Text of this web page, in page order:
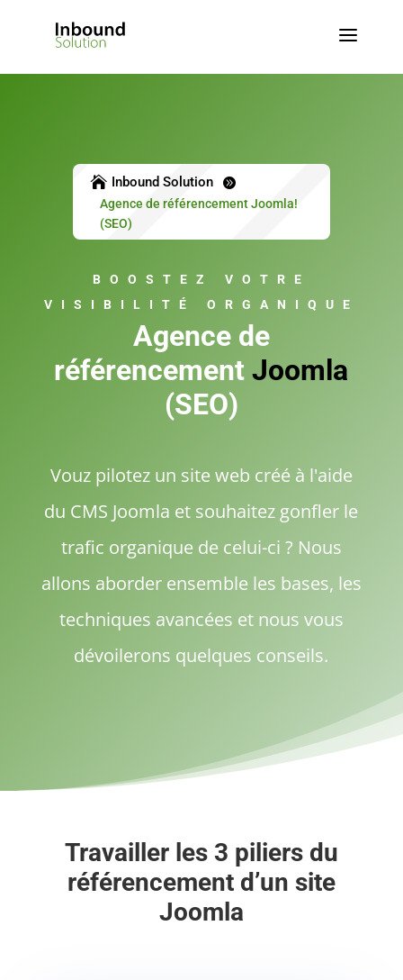
a
 Inbound Solution 
Agence de référencement Joomla!
(SEO)
BOOSTEZ VOTRE
VISIBILITÉ ORGANIQUE
Agence de
référencementJoomla
(SEO)
Vouz pilotez un site web créé à l'aide
du CMS Joomla et souhaitez gonfler le
trafic organique de celui-ci ? Nous
allons aborder ensemble les bases, les
techniques avancées et nous vous
dévoilerons quelques conseils.
Travailler les 3 piliers du
référencement d’un site
Joomla